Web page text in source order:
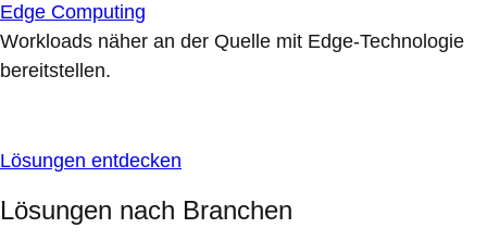
Edge Computing
Workloads näher an der Quelle mit Edge-Technologie
bereitstellen.
Lösungen entdecken
Lösungen nach Branchen